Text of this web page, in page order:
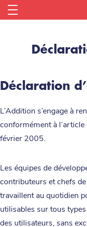
L'Addition
La Réservation
Toutes les
Tap to Pay sur
L'Avance de
Notre offre
Établissements
Déclaration
L’Addition s’engage à
conformément à
février 2005.
Les équipes de
contributeurs et chefs
travaillent au quotidien
utilisables sur tous
des utilisateurs, sans